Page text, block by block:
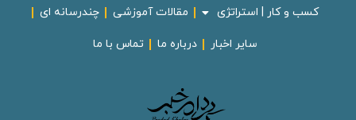
کسب و کار | استراتژی مقالات آموزشی چندرسانه ای
سایر اخبار درباره ما تماس با ما